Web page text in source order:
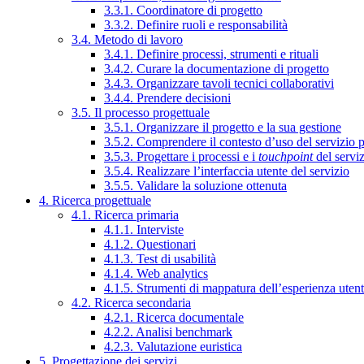
3.3.1. Coordinatore di progetto
3.3.2. Definire ruoli e responsabilità
3.4. Metodo di lavoro
3.4.1. Definire processi, strumenti e rituali
3.4.2. Curare la documentazione di progetto
3.4.3. Organizzare tavoli tecnici collaborativi
3.4.4. Prendere decisioni
3.5. Il processo progettuale
3.5.1. Organizzare il progetto e la sua gestione
3.5.2. Comprendere il contesto d’uso del servizio
3.5.3. Progettare i processi e i touchpointdel
3.5.4. Realizzare l’interfaccia utente del servizio
3.5.5. Validare la soluzione ottenuta
4. Ricerca progettuale
4.1. Ricerca primaria
4.1.1. Interviste
4.1.2. Questionari
4.1.3. Test di usabilità
4.1.4. Web analytics
4.1.5. Strumenti di mappatura dell’esperienza
4.2. Ricerca secondaria
4.2.1. Ricerca documentale
4.2.2. Analisi benchmark
4.2.3. Valutazione euristica
5. Progettazione dei servizi